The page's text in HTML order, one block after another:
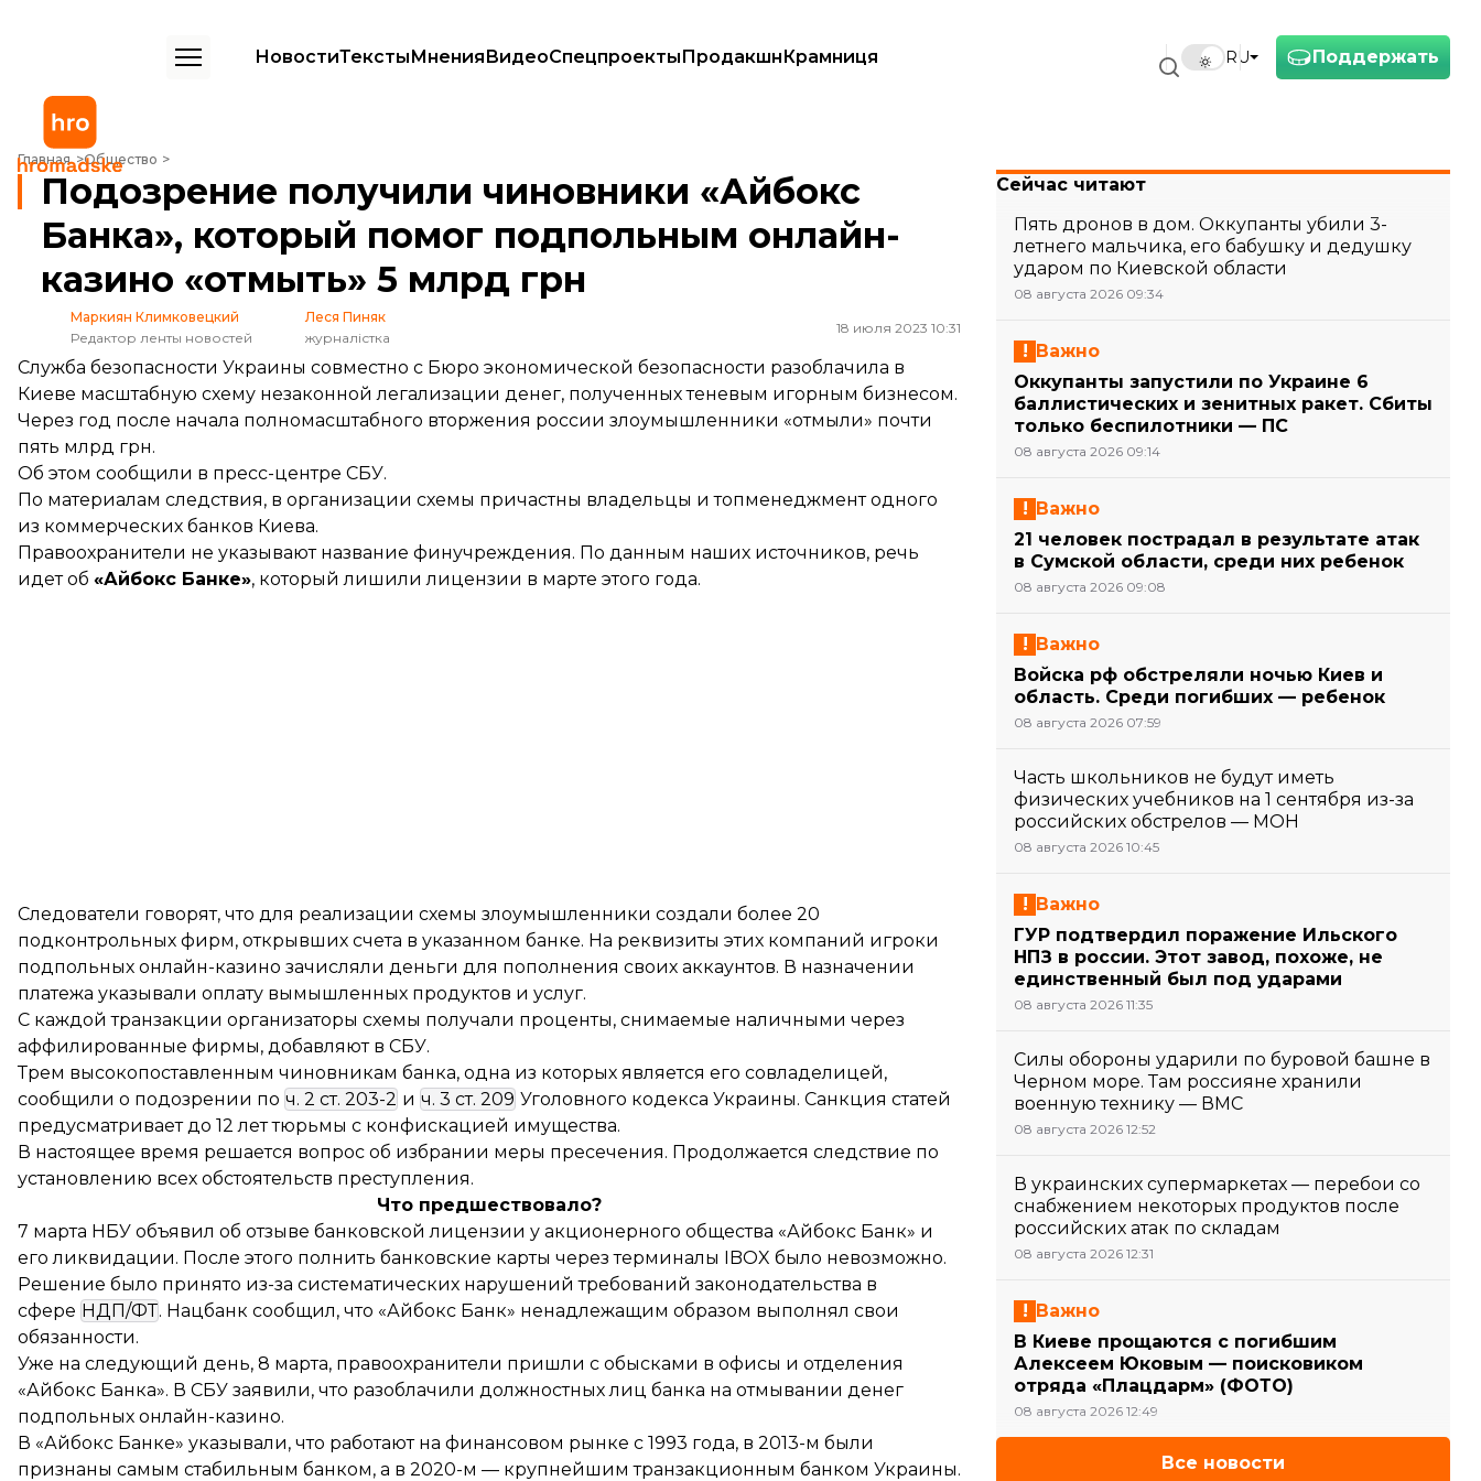
Поддержать
RU
НовостиТекстыМненияВидеоСпецпроектыПродакшнКрамниця
Главная Общество
Подозрение получили чиновники «Айбокс Банка», который помог подпольным онлайн-казино «отмыть» 5 млрд грн
Подозрение получили чиновники «Айбокс
Банка», который помог подпольным онлайн-
казино «отмыть» 5 млрд грн
Маркиян Климковецкий
Редактор ленты новостей
Леся Пиняк
журналістка
18 июля 2023 10:31
Служба безопасности Украины совместно с Бюро экономической безопасности разоблачила в
Киеве масштабную схему незаконной легализации денег, полученных теневым игорным бизнесом.
Через год после начала полномасштабного вторжения россии злоумышленники «отмыли» почти
пять млрд грн.
Об этом сообщили в пресс-центре СБУ.
По материалам следствия, в организации схемы причастны владельцы и топменеджмент одного
из коммерческих банков Киева.
Правоохранители не указывают название финучреждения. По данным наших источников, речь
идет об «Айбокс Банке», который лишили лицензии в марте этого года.
Следователи говорят, что для реализации схемы злоумышленники создали более 20
подконтрольных фирм, открывших счета в указанном банке. На реквизиты этих компаний игроки
подпольных онлайн-казино зачисляли деньги для пополнения своих аккаунтов. В назначении
платежа указывали оплату вымышленных продуктов и услуг.
С каждой транзакции организаторы схемы получали проценты, снимаемые наличными через
аффилированные фирмы, добавляют в СБУ.
Трем высокопоставленным чиновникам банка, одна из которых является его совладелицей,
сообщили о подозрении по ч. 2 ст. 203-2 и ч. 3 ст. 209 Уголовного кодекса Украины. Санкция статей
предусматривает до 12 лет тюрьмы с конфискацией имущества.
В настоящее время решается вопрос об избрании меры пресечения. Продолжается следствие по
установлению всех обстоятельств преступления.
Что предшествовало?
7 марта НБУ объявил об отзыве банковской лицензии у акционерного общества «Айбокс Банк» и
его ликвидации. После этого полнить банковские карты через терминалы IBOX было невозможно.
Решение было принято из-за систематических нарушений требований законодательства в
сфере НДП/ФТ. Нацбанк сообщил, что «Айбокс Банк» ненадлежащим образом выполнял свои
обязанности.
Уже на следующий день, 8 марта, правоохранители пришли с обысками в офисы и отделения
«Айбокс Банка». В СБУ заявили, что разоблачили должностных лиц банка на отмывании денег
подпольных онлайн-казино.
В «Айбокс Банке» указывали, что работают на финансовом рынке с 1993 года, в 2013-м были
признаны самым стабильным банком, а в 2020-м — крупнейшим транзакционным банком Украины.
Сейчас читают
Пять дронов в дом. Оккупанты убили 3-
летнего мальчика, его бабушку и дедушку
ударом по Киевской области
08 августа 2026 09:34
Важно
Оккупанты запустили по Украине 6
баллистических и зенитных ракет. Сбиты
только беспилотники — ПС
08 августа 2026 09:14
Важно
21 человек пострадал в результате атак
в Сумской области, среди них ребенок
08 августа 2026 09:08
Важно
Войска рф обстреляли ночью Киев и
область. Среди погибших — ребенок
08 августа 2026 07:59
Часть школьников не будут иметь
физических учебников на 1 сентября из-за
российских обстрелов — МОН
08 августа 2026 10:45
Важно
ГУР подтвердил поражение Ильского
НПЗ в россии. Этот завод, похоже, не
единственный был под ударами
08 августа 2026 11:35
Силы обороны ударили по буровой башне в
Черном море. Там россияне хранили
военную технику — ВМС
08 августа 2026 12:52
В украинских супермаркетах — перебои со
снабжением некоторых продуктов после
российских атак по складам
08 августа 2026 12:31
Важно
В Киеве прощаются с погибшим
Алексеем Юковым — поисковиком
отряда «Плацдарм» (ФОТО)
08 августа 2026 12:49
Все новости